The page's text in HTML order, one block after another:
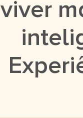
viver